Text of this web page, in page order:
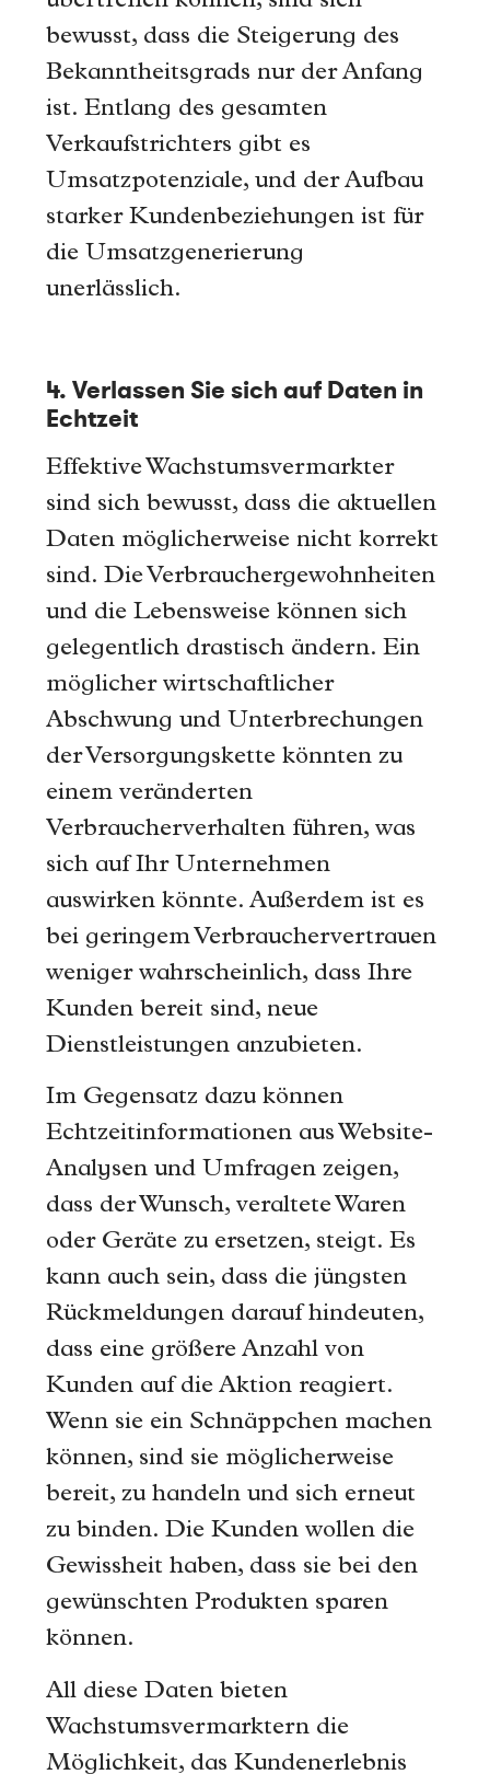
bewusst, dass die Steigerung des
Bekanntheitsgrads nur der Anfang
ist. Entlang des gesamten
Verkaufstrichters gibt es
Umsatzpotenziale, und der Aufbau
starker Kundenbeziehungen ist für
die Umsatzgenerierung
unerlässlich.
4. Verlassen Sie sich auf Daten in
Echtzeit
Effektive Wachstumsvermarkter
sind sich bewusst, dass die aktuellen
Daten möglicherweise nicht korrekt
sind. Die Verbrauchergewohnheiten
und die Lebensweise können sich
gelegentlich drastisch ändern. Ein
möglicher wirtschaftlicher
Abschwung und Unterbrechungen
der Versorgungskette könnten zu
einem veränderten
Verbraucherverhalten führen, was
sich auf Ihr Unternehmen
auswirken könnte. Außerdem ist es
bei geringem Verbrauchervertrauen
weniger wahrscheinlich, dass Ihre
Kunden bereit sind, neue
Dienstleistungen anzubieten.
Im Gegensatz dazu können
Echtzeitinformationen aus Website-
Analysen und Umfragen zeigen,
dass der Wunsch, veraltete Waren
oder Geräte zu ersetzen, steigt. Es
kann auch sein, dass die jüngsten
Rückmeldungen darauf hindeuten,
dass eine größere Anzahl von
Kunden auf die Aktion reagiert.
Wenn sie ein Schnäppchen machen
können, sind sie möglicherweise
bereit, zu handeln und sich erneut
zu binden. Die Kunden wollen die
Gewissheit haben, dass sie bei den
gewünschten Produkten sparen
können.
All diese Daten bieten
Wachstumsvermarktern die
Möglichkeit, das Kundenerlebnis